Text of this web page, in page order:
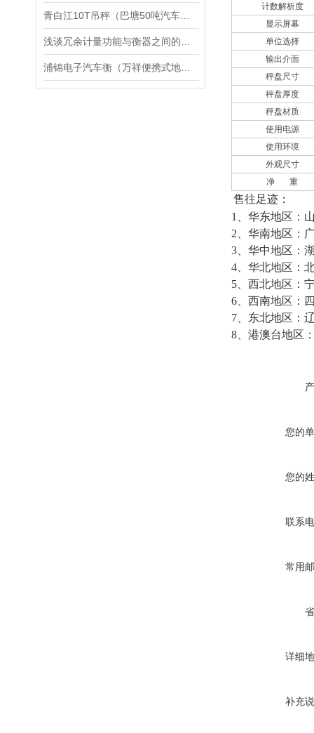
计数解析度
显示屏幕
单位选择
输出介面
秤盘尺寸
秤盘厚度
秤盘材质
使用电源
使用环境
外观尺寸
净 重
售往足迹：
1、华东地区：
2、华南地区：
3、华中地区：
4、华北地区：
5、西北地区：
6、西南地区：
7、东北地区：
8、港澳台地区
您的
您的
联系
常用
详细
补充